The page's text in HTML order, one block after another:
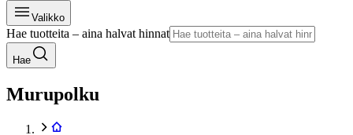
Valikko
Hae tuotteita – aina halvat hinnat
Hae
Murupolku